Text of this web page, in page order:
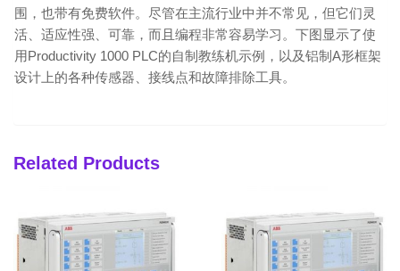
围，也带有免费软件。尽管在主流行业中并不常见，但它们灵
活、适应性强、可靠，而且编程非常容易学习。下图显示了使
用Productivity 1000 PLC的自制教练机示例，以及铝制A形框架
设计上的各种传感器、接线点和故障排除工具。
Related Products